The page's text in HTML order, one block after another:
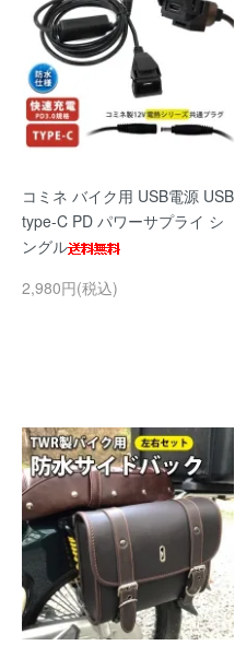
コミネ バイク用 USB電源 USB
type-C PD パワーサプライ シ
ングル
2,980円(税込)